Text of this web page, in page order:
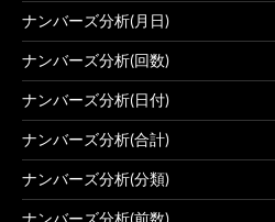
ナンバーズ分析(月日)
ナンバーズ分析(回数)
ナンバーズ分析(日付)
ナンバーズ分析(合計)
ナンバーズ分析(分類)